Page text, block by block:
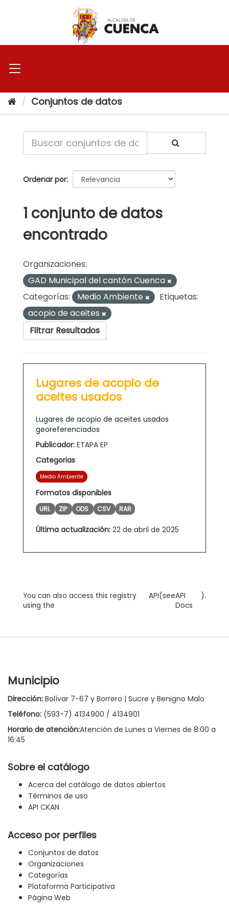
Conjuntos de datos
Ordenar por
1 conjunto de datos
encontrado
Organizaciones:
GAD Municipal del cantón Cuenca
Categorías:
Medio Ambiente
Etiquetas:
acopio de aceites
Filtrar Resultados
Lugares de acopio de
aceites usados
Lugares de acopio de aceites usados
georeferenciados
Publicador: ETAPA EP
Categorias
Medio Ambiente
Formatos disponibles
URL ZIP ODS CSV RAR
Última actualización: 22 de abril de 2025
You can also access this registry
using the
API(seeAPI
Docs
).
Municipio
Dirección: Bolívar 7-67 y Borrero | Sucre y Benigno Malo
Teléfono: (593-7) 4134900 / 4134901
Horario de atención:Atención de Lunes a Viernes de 8:00 a
16:45
Sobre el catálogo
Acerca del catálogo de datos abiertos
Términos de uso
API CKAN
Acceso por perfiles
Conjuntos de datos
Organizaciones
Categorías
Plataforma Participativa
Página Web